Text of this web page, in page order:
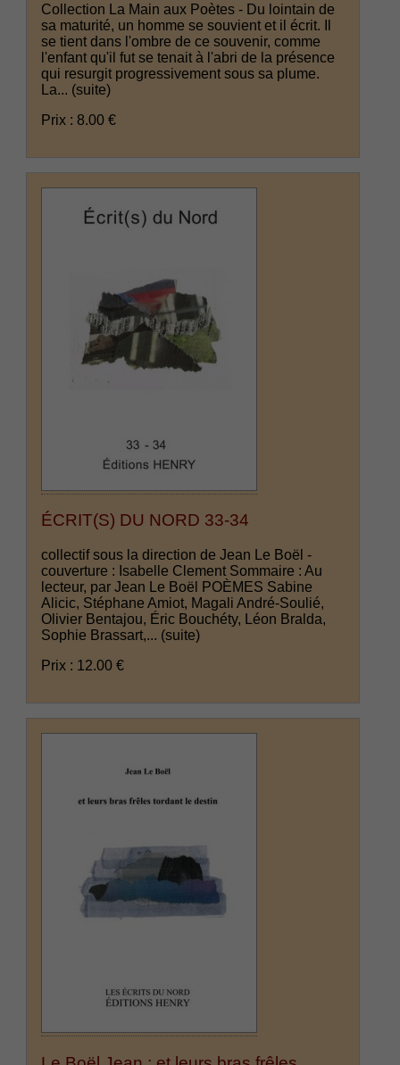
Collection La Main aux Poètes - Du lointain de
sa maturité, un homme se souvient et il écrit. Il
se tient dans l'ombre de ce souvenir, comme
l'enfant qu'il fut se tenait à l'abri de la présence
qui resurgit progressivement sous sa plume.
La... (suite)
Prix : 8.00 €
ÉCRIT(S) DU NORD 33-34
collectif sous la direction de Jean Le Boël -
couverture : Isabelle Clement Sommaire : Au
lecteur, par Jean Le Boël POÈMES Sabine
Alicic, Stéphane Amiot, Magali André-Soulié,
Olivier Bentajou, Éric Bouchéty, Léon Bralda,
Sophie Brassart,... (suite)
Prix : 12.00 €